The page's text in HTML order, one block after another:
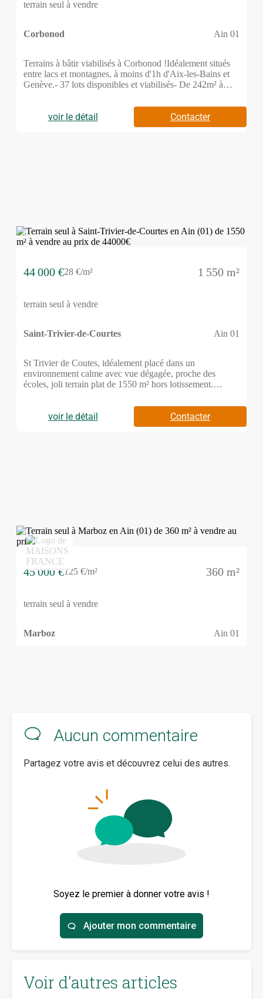
Aucun commentaire
Partagez votre avis et découvrez celui des autres.
Soyez le premier à donner votre avis !
Ajouter mon commentaire
Voir d'autres articles